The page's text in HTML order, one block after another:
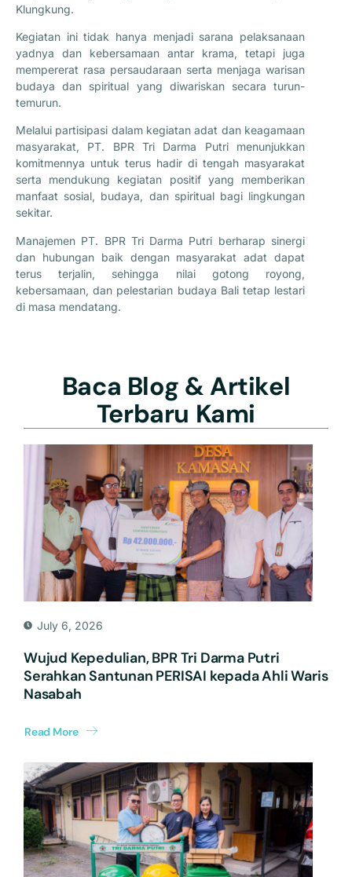
Klungkung.
Kegiatan ini tidak hanya menjadi sarana pelaksanaan
yadnya dan kebersamaan antar krama, tetapi juga
mempererat rasa persaudaraan serta menjaga warisan
budaya dan spiritual yang diwariskan secara turun-
temurun.
Melalui partisipasi dalam kegiatan adat dan keagamaan
masyarakat, PT. BPR Tri Darma Putri menunjukkan
komitmennya untuk terus hadir di tengah masyarakat
serta mendukung kegiatan positif yang memberikan
manfaat sosial, budaya, dan spiritual bagi lingkungan
sekitar.
Manajemen PT. BPR Tri Darma Putri berharap sinergi
dan hubungan baik dengan masyarakat adat dapat
terus terjalin, sehingga nilai gotong royong,
kebersamaan, dan pelestarian budaya Bali tetap lestari
di masa mendatang.
Baca Blog & Artikel
Terbaru Kami
July 6, 2026
Wujud Kepedulian, BPR Tri Darma Putri
Serahkan Santunan PERISAI kepada Ahli Waris
Nasabah
Read More